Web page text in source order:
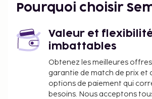
Pourquoi choisir
Valeur et
imbattables
Obtenez les meilleures
garantie de match de prix et
options de paiement qui
besoins. Nous acceptons